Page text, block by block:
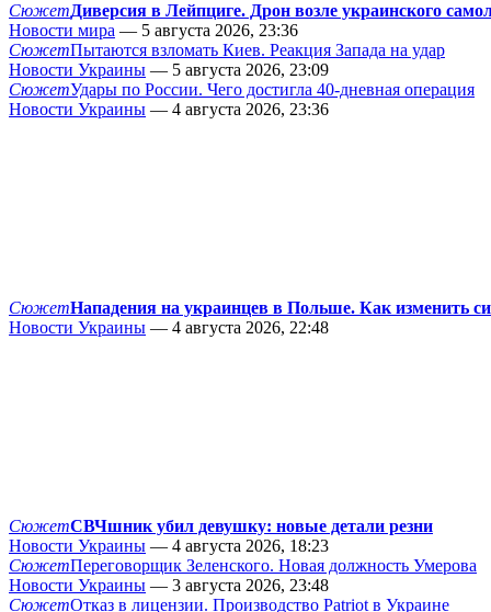
СюжетДиверсия в Лейпциге. Дрон возле украинского
Новости мира — 5 августа 2026, 23:36
СюжетПытаются взломать Киев. Реакция Запада на удар
Новости Украины — 5 августа 2026, 23:09
СюжетУдары по России. Чего достигла 40-дневная операция
Новости Украины — 4 августа 2026, 23:36
СюжетНападения на украинцев в Польше. Как изменить
Новости Украины — 4 августа 2026, 22:48
СюжетСВЧшник убил девушку: новые детали резни
Новости Украины — 4 августа 2026, 18:23
СюжетПереговорщик Зеленского. Новая должность Умерова
Новости Украины — 3 августа 2026, 23:48
СюжетОтказ в лицензии. Производство Patriot в Украине